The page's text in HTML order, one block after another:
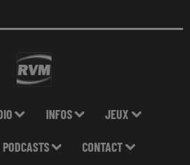
INFOS JEUX
PODCASTS CONTACT